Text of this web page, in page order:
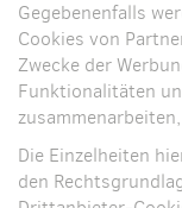
Gegebenenfalls
Cookies von
Zwecke der
Funktionalitäten
Die Einzelheiten
den